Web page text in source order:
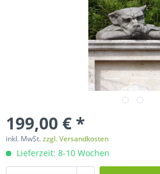
199,00 € *
inkl. MwSt.zzgl. Versandkosten
Lieferzeit: 8-10 Wochen